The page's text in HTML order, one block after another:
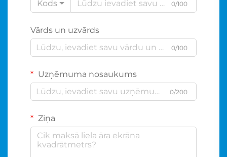
Kods
0/100
Vārds un uzvārds
0/100
Uzņēmuma nosaukums
0/200
Ziņa